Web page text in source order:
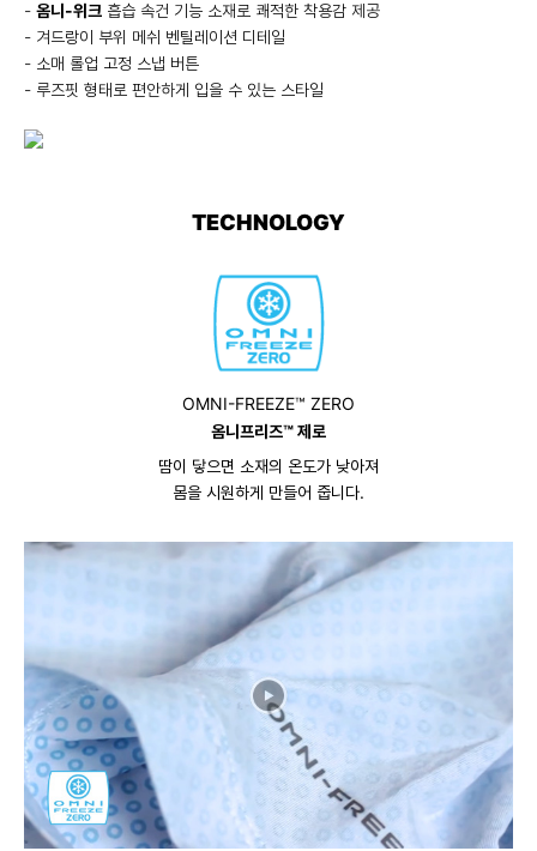
- 옴니-위크 흡습 속건 기능 소재로 쾌적한 착용감 제공
- 겨드랑이 부위 메쉬 벤틸레이션 디테일
- 소매 롤업 고정 스냅 버튼
- 루즈핏 형태로 편안하게 입을 수 있는 스타일
TECHNOLOGY
OMNI-FREEZE™ ZERO
옴니프리즈™ 제로
땀이 닿으면 소재의 온도가 낮아져
몸을 시원하게 만들어 줍니다.